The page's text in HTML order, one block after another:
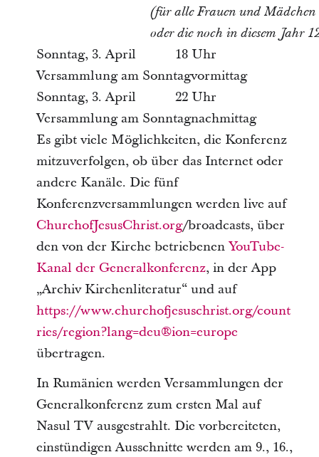
(für alle Frauen und Mädchen
oder die noch in diesem Jahr
Sonntag, 3. April 18 Uhr
Versammlung am Sonntagvormittag
Sonntag, 3. April 22 Uhr
Versammlung am Sonntagnachmittag
Es gibt viele Möglichkeiten, die Konferenz
mitzuverfolgen, ob über das Internet oder
andere Kanäle. Die fünf
Konferenzversammlungen werden live auf
ChurchofJesusChrist.org/broadcasts, über
den von der Kirche betriebenen YouTube-
Kanal der Generalkonferenz, in der App
„Archiv Kirchenliteratur“ und auf
https://www.churchofjesuschrist.org/count
ries/region?lang=deu®ion=europe
übertragen.
In Rumänien werden Versammlungen der
Generalkonferenz zum ersten Mal auf
Nasul TV ausgestrahlt. Die vorbereiteten,
einstündigen Ausschnitte werden am 9., 16.,